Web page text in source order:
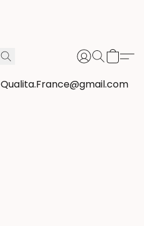
Qualita.France@gmail.com